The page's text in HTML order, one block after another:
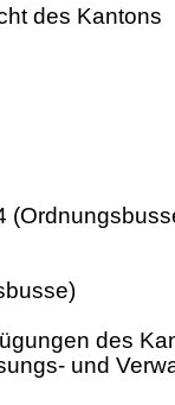
des Kantons
des
und